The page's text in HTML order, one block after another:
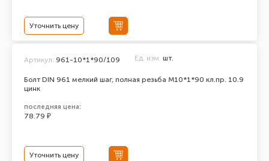
Уточнить цену
Болт DIN 961 мелкий шаг, полная резьба M10*1*90 кл.пр. 10.9
цинк
Артикул: 961-10*1*90/109 Ед. изм. шт.
последняя цена:
78.79 ₽
Уточнить цену